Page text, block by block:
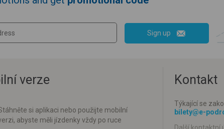
Sign up
verze
si aplikaci nebo použijte mobilní
abyste měli jízdenky vždy po ruce
Kontakt
Týkající se
bilety@e-